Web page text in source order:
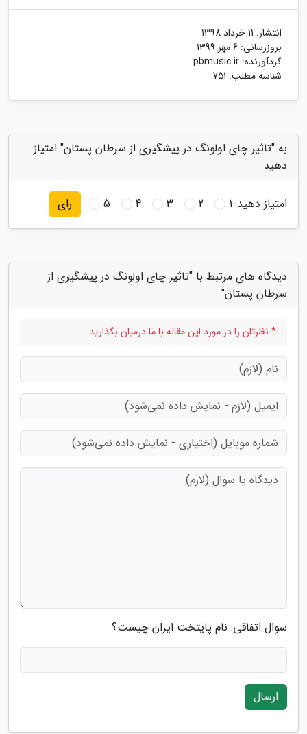
انتشار: 11 خرداد 1398
بروزرسانی: 6 مهر 1399
گردآورنده: pbmusic.ir
شناسه مطلب: 751
به "تاثیر چای اولونگ در پیشگیری از سرطان پستان" امتیاز
دهید
امتیاز دهید:1
2
3
4
5 رای
دیدگاه های مرتبط با "تاثیر چای اولونگ در پیشگیری از
سرطان پستان"
* نظرتان را در مورد این مقاله با ما درمیان بگذارید
سوال اتفاقی: نام پایتخت ایران چیست؟
ارسال